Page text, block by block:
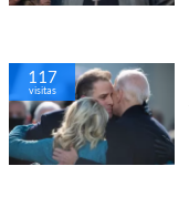
117
visitas